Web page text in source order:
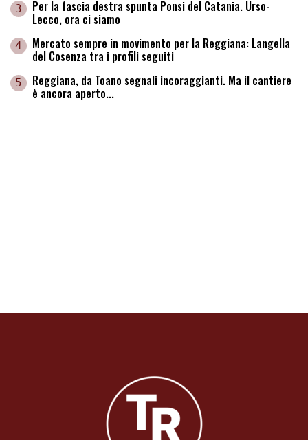
3 Per la fascia destra spunta Ponsi del Catania. Urso-
Lecco, ora ci siamo
4 Mercato sempre in movimento per la Reggiana: Langella
del Cosenza tra i profili seguiti
5 Reggiana, da Toano segnali incoraggianti. Ma il cantiere
è ancora aperto...